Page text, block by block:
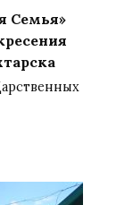
Семья»